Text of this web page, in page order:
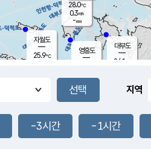
풍도
0.3m/s
28.0℃
0.3m/s
-mm
영흥도
자월도
25.9℃
대부도
26.1
지역
-3시간 -1시간